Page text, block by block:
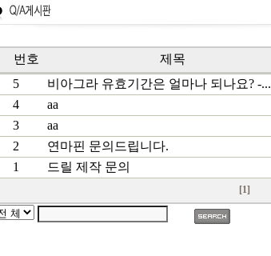
번호 제목
5
비아그라 유효기간은 얼마나 되나요? -...
4
aa
3
aa
2
연마핀 문의드립니다.
1
드릴 제작 문의
[1]